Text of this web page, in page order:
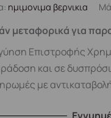
ημιμονιμα βερνικια
μεταφορικά για
Επιστροφής
και σε
με